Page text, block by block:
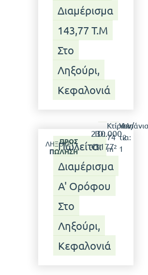
Διαμέρισμα
143,77 Τ.μ
Στο
Ληξούρι,
Κεφαλονιά
ΛΗΞΟΎΡΙ
ΠΡΟΣ
ΠΏΛΗΣΗ
Πωλείται
Διαμέρισμα
Α' Ορόφου
Στο
Ληξούρι,
Κεφαλονιά
230.000
€
ID:
3177
Κτίριο:
74
m2
Υπν/
τια:
1
2